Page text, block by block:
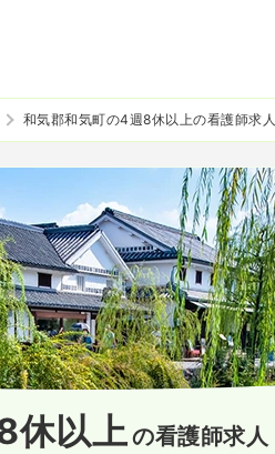
和気郡和気町の4週8休以上の看護師求人
休以上の看護師求人